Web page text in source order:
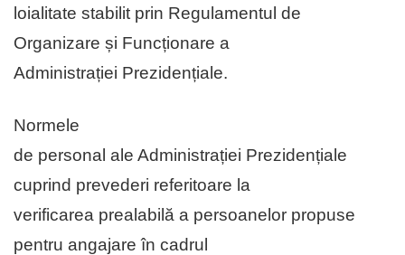
loialitate stabilit prin Regulamentul de
Organizare și Funcționare a
Administrației Prezidențiale.
Normele
de personal ale Administrației Prezidențiale
cuprind prevederi referitoare la
verificarea prealabilă a persoanelor propuse
pentru angajare în cadrul